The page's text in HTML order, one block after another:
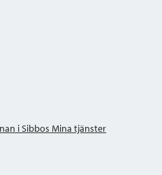
i Sibbos Mina tjänster